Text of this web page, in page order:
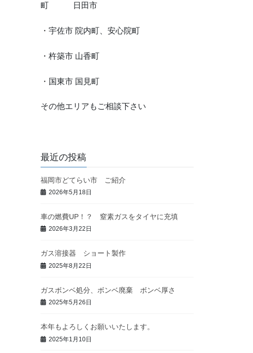
町 日田市
・宇佐市 院内町、安心院町
・杵築市 山香町
・ 国東市 国見町
その他エリアもご相談下さい
最近の投稿
福岡市どてらい市 ご紹介
2026年5月18日
車の燃費UP！？ 窒素ガスをタイヤに充填
2026年3月22日
ガス溶接器 ショート製作
2025年8月22日
ガスボンベ処分、ボンベ廃棄 ボンベ厚さ
2025年5月26日
本年もよろしくお願いいたします。
2025年1月10日